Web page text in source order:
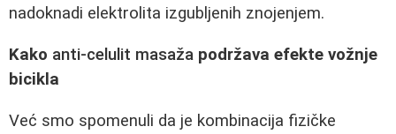
nadoknadi elektrolita izgubljenih znojenjem.
Kako anti-celulit masaža podržava efekte vožnje
bicikla
Već smo spomenuli da je kombinacija fizičke